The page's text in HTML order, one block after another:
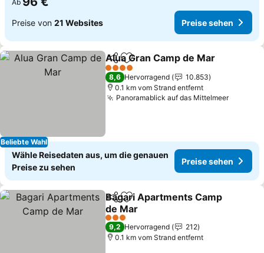
Ab
Preise von 21 Websites Preise sehen
Beliebte Wahl
TeilenZu Favoriten hinzufügen
Alua Gran Camp de Mar
4 Sterne
8,6 Hervorragend
10.853
0.1 km vom Strand entfernt
Panoramablick auf das Mittelmeer
Wähle Reisedaten aus, um die genauen
Preise zu sehen
Preise sehen
TeilenZu Favoriten hinzufügen
Bagari Apartments Camp
de Mar
3 Sterne
9,2 Hervorragend
212
0.1 km vom Strand entfernt